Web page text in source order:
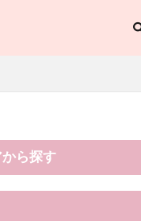
から探す